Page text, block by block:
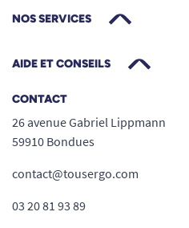
Dimensions :
rebord de 6 à 11,5 cm.
manipuler, facile à
Matériau :Plastique
antidérapant, doux
Installation :
NOS SERVICES
AIDE ET CONSEILS
CONTACT
26 avenue Gabriel Lippmann
59910 Bondues
contact@tousergo.com
03 20 81 93 89